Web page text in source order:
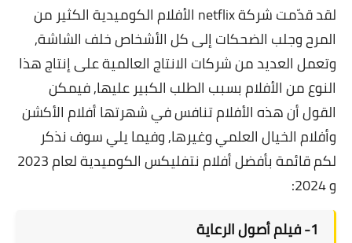
لقد قدّمت شركةnetflix الأفلام الكوميدية الكثير من
المرح وجلب الضحكات إلى كل الأشخاص خلف الشاشة,
وتعمل العديد من شركات الانتاج العالمية على إنتاج هذا
النوع من الأفلام بسبب الطلب الكبير عليها, فيمكن
القول أن هذه الأفلام تنافس في شهرتها أفلام الأكشن
وأفلام الخيال العلمي وغيرها, وفيما يلي سوف نذكر
لكم قائمة بأفضل أفلام نتفليكس الكوميدية لعام 2023
و 2024:
1- فيلم أصول الرعاية